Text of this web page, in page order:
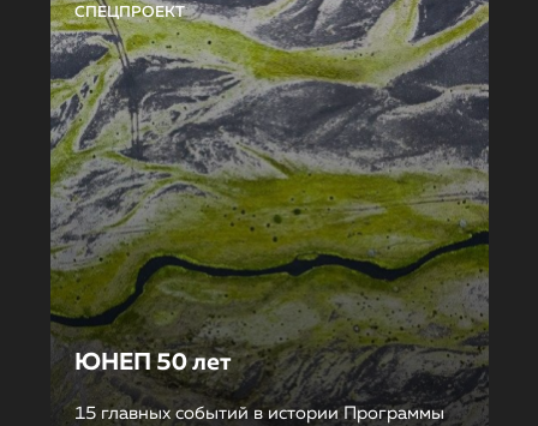
СПЕЦПРОЕКТ
ЮНЕП 50 лет
15 главных событий в истории Программы